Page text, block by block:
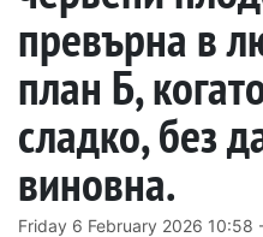
превърна в
план Б,
сладко, без
виновна.
Friday 6 February 2026 10:58